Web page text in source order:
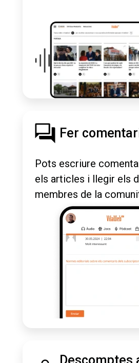
Fer
Pots escriure
els articles i llegir els
membres de la